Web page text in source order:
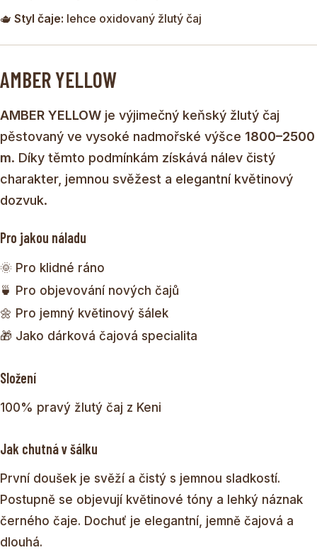
🫖 Styl čaje: lehce oxidovaný žlutý čaj
AMBER YELLOW
AMBER YELLOW je výjimečný keňský žlutý čaj
pěstovaný ve vysoké nadmořské výšce 1800–2500
m. Díky těmto podmínkám získává nálev čistý
charakter, jemnou svěžest a elegantní květinový
dozvuk.
Pro jakou náladu
🌞 Pro klidné ráno
🍵 Pro objevování nových čajů
🌼 Pro jemný květinový šálek
🎁 Jako dárková čajová specialita
Složení
100% pravý žlutý čaj z Keni
Jak chutná v šálku
První doušek je svěží a čistý s jemnou sladkostí.
Postupně se objevují květinové tóny a lehký náznak
černého čaje. Dochuť je elegantní, jemně čajová a
dlouhá.